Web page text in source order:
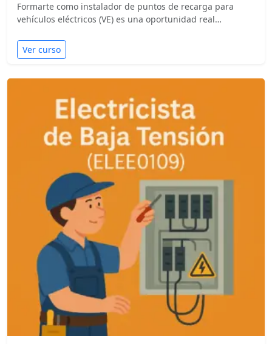
Formarte como instalador de puntos de recarga para
vehículos eléctricos (VE) es una oportunidad real…
Ver curso